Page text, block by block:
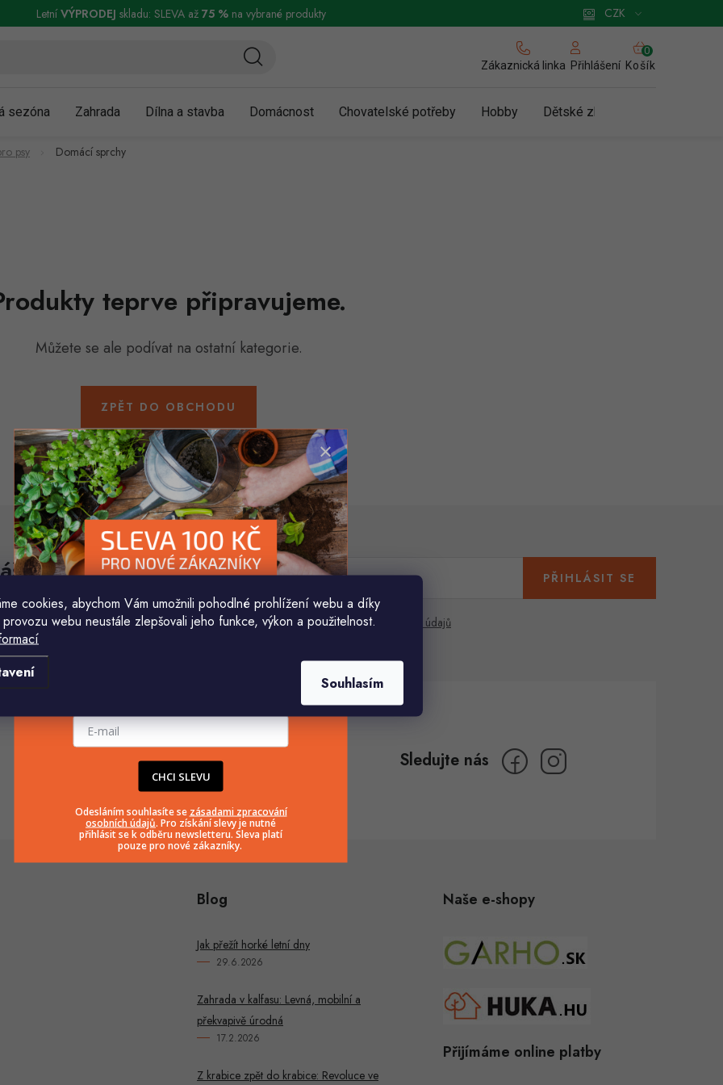
cookies, abychom Vám umožnili pohodlné prohlížení webu a díky
webu neustále zlepšovali jeho funkce, výkon a použitelnost.
Souhlasím
a reklamace Podmínky ochrany osobních údajů Obchodní podmínky pro podnikatele Zásady používání cookies
CZK
LetníVÝPRODEJ skladu: SLEVA až 75 %na vybrané produkty
Zákaznická linka Přihlášení
NÁKUPNÍ
KOŠÍK
Košík
sezóna Zahrada Dílna a stavba Domácnost Chovatelské potřeby Hobby Dětské zboží a hračky
psy Domácí sprchy
teprve připravujeme.
Můžete se ale podívat na ostatní kategorie.
ZPĚT DO OBCHODU
e-mail E-mail
Vložením e-mailu souhlasíte spodmínkami ochrany osobních údajů
PŘIHLÁSIT SE
info@huka.cz
+420777799661
Blog
Jak přežít horké letní dny
29.6.2026
Zahrada v kalfasu: Levná, mobilní a
překvapivě úrodná
17.2.2026
Z krabice zpět do krabice: Revoluce ve
Naše e-shopy
Přijímáme online platby
CHCI SLEVU
Odesláním souhlasíte se zásadami zpracování
osobních údajů. Pro získání slevy je nutné
přihlásit se k odběru newsletteru. Sleva platí
pouze pro nové zákazníky.